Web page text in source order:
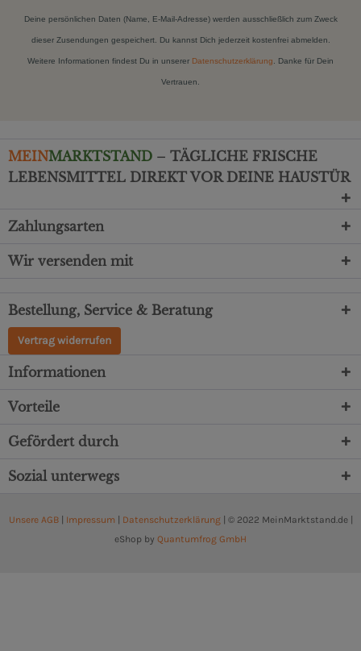
Deine persönlichen Daten (Name, E-Mail-Adresse) werden ausschließlich zum Zweck
dieser Zusendungen gespeichert. Du kannst Dich jederzeit kostenfrei abmelden.
Weitere Informationen findest Du in unserer Datenschutzerklärung . Danke für Dein
Vertrauen.
MEINMARKTSTAND – TÄGLICHE FRISCHE
LEBENSMITTEL DIREKT VOR DEINE HAUSTÜR
Zahlungsarten
Wir versenden mit
Bestellung, Service & Beratung
Vertrag widerrufen
Informationen
Vorteile
Gefördert durch
Sozial unterwegs
Unsere AGB| Impressum Datenschutzerklärung| © 2022 MeinMarktstand.de |
eShop by Quantumfrog GmbH